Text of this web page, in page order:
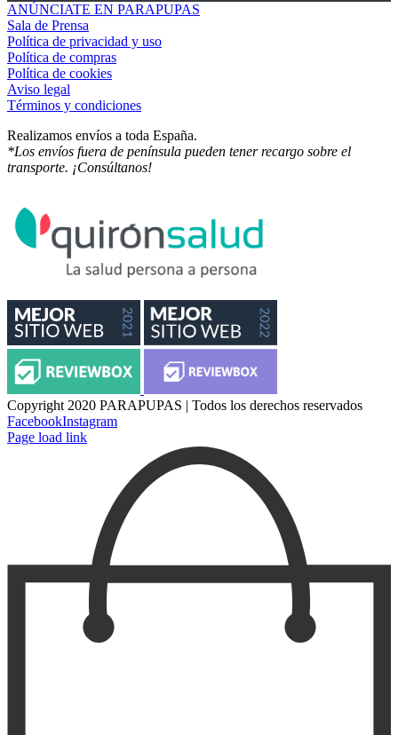
ANÚNCIATE EN PARAPUPAS
Sala de Prensa
Política de privacidad y uso
Política de compras
Política de cookies
Aviso legal
Términos y condiciones
Realizamos envíos a toda España.
*Los envíos fuera de península pueden tener recargo sobre el
transporte. ¡Consúltanos!
Copyright 2020 PARAPUPAS | Todos los derechos reservados
FacebookInstagram
Page load link